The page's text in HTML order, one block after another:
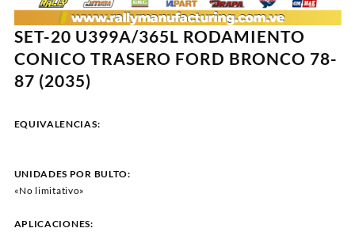
SET-20 U399A/365L RODAMIENTO
CONICO TRASERO FORD BRONCO 78-
87 (2035)
EQUIVALENCIAS:
UNIDADES POR BULTO:
«No limitativo»
APLICACIONES: